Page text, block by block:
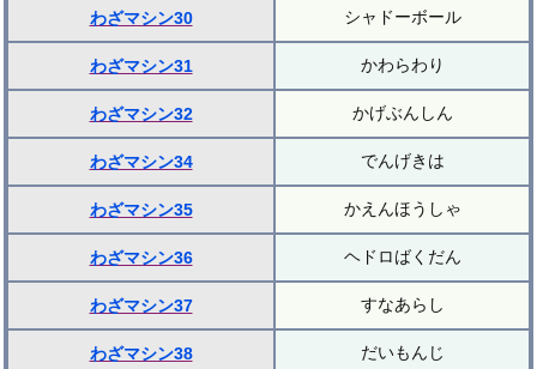
わざマシン30 シャドーボール
わざマシン31 かわらわり
わざマシン32 かげぶんしん
わざマシン34 でんげきは
わざマシン35 かえんほうしゃ
わざマシン36 ヘドロばくだん
わざマシン37 すなあらし
わざマシン38 だいもんじ